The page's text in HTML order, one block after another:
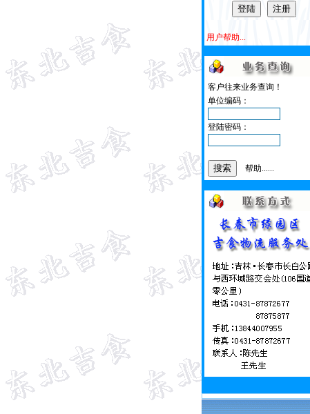
用户帮助...
客户往来业务查询！
单位编码：
登陆密码：
帮助......